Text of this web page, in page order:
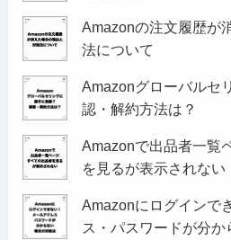
Amazonの注文履歴が
法について
Amazonグローバルセ
認・解約方法は？
Amazonで出品者一覧
を見るが表示されない
Amazonにログインで
ス・パスワードが分